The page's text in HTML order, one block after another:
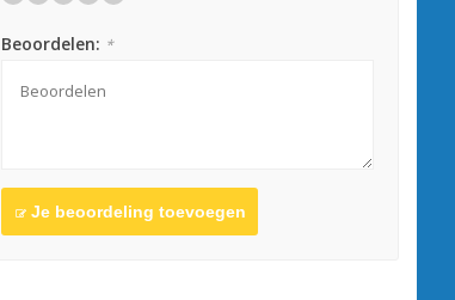
Beoordelen: *
Je beoordeling toevoegen